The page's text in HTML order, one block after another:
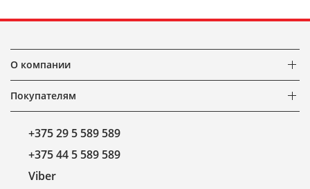
О компании
Покупателям
+375 29 5 589 589
+375 44 5 589 589
Viber